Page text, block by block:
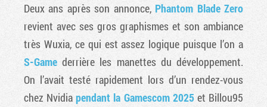
Deux ans après son annonce, Phantom Blade Zero
revient avec ses gros graphismes et son ambiance
très Wuxia, ce qui est assez logique puisque l’on a
S-Game derrière les manettes du développement.
On l’avait testé rapidement lors d’un rendez-vous
chez Nvidiapendant la Gamescom 2025et Billou95